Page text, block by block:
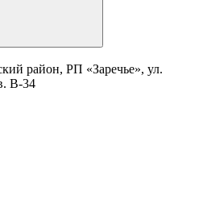
район, РП «Заречье», ул.
B-34